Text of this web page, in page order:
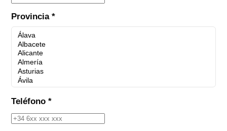
Provincia *
Teléfono *